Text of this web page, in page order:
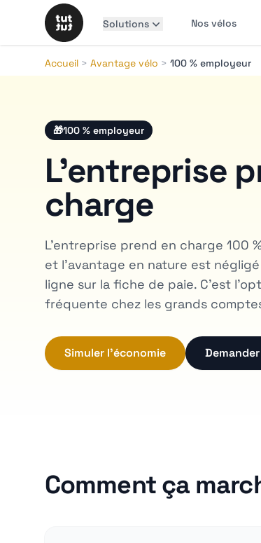
Solutions Nos vélos
Accueil > Avantage vélo > 100 % employeur
🎁100 % employeur
L'entreprise
charge
L'entreprise prend en charge 100
et l'avantage en nature est négligé
ligne sur la fiche de paie. C'est
fréquente chez les grands
Simuler l'économie
Comment ça